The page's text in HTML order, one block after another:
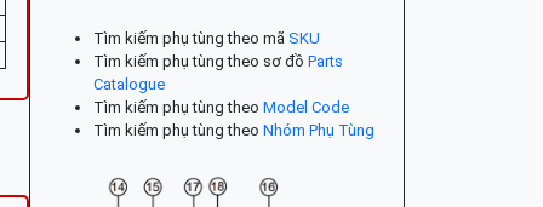
Tìm kiếm phụ tùng theo mã SKU
Tìm kiếm phụ tùng theo sơ đồ Parts
Catalogue
Tìm kiếm phụ tùng theo Model Code
Tìm kiếm phụ tùng theo Nhóm Phụ Tùng